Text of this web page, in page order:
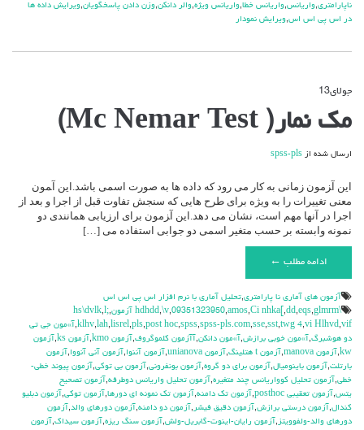
ناپارامتري,واريانس,واريانس خطا,واريانس ويژه,والر دانكن,وزن دادن پاسخگويان,ويرايش داده ها
در اس پي اس اس,ويرايش نمودار
جولای13
مک
نمار(
Nemar
مک نمار( Mc Nemar Test)
ارسال شده از spss-pls
این آ‍زمون زمانی به کار می رود که داده ها به صورت اسمی باشد.این آ‍مون
معنی تغییرات را به ویژه برای طرح هایی که سنجش تفاوت قبل از اجرا و بعد از
اجرا در آنها مهم است، نشان می دهد.این آ‍زمون برای ارزیابی همانندی دو
نمونه وابسته بر حسب متغیر اسمی دو جوابی استفاده می […]
ادامه مطلب ←
آزمون هاي آماري نا پارامتري,تحليل آماري با نرم افزار اس پي اس اس
\hdhdd
,\v,09351323950,amos,Ci nhka[ ,dd,eqs,glmrm آزمون ,
hs\dvlk,l;
klhv,lah,lisrel,pls,post hoc,spss,spss-pls.com,sse,sst,twg 4,vi Hlhvd,vif
,آ»مون جي تي
دو هوشبرگ,آ»مون خوبي برازش,آ»مون دانكن,آآزمون كلموگروف,آزمون kmo ,آزمون ks ,آزمون
kw
,آزمون manova ,آزمون t هتلينگ ,آزمون unianova ,آزمون آننوا,آزمون آني آنووا,آزمون
بارتلت,آزمون باينوميال,آزمون براي دو گروه,آزمون بونفروني,آزمون بي توكي,آزمون پيوند خطي-
خطي,آزمون تحليل كوواريانس چند متغيره,آزمون تحليل واريانس دوطرفه,آزمون تصحيح
يتس,آزمون تعقيبي posthoc ,آزمون تك دامنه,آزمون تك نمونه اي دورها,آزمون توكي,آزمون دبليو
كندال,آزمون درستي برازش,آزمون دقيق فيشر ,آزمون دو دامنه,آزمون دورهاي والد,آزمون
دورهاي والد-ولفوويتز ,آزمون رايان-اينوت-گابريل-ولش,آزمون سنگ ريزه,آزمون سيداك,آزمون